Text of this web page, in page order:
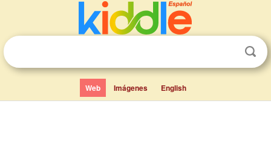
Web Imágenes English